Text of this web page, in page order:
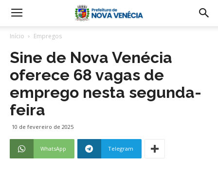
Início Empregos
Sine de Nova Venécia
oferece 68 vagas de
emprego nesta segunda-
feira
10 de fevereiro de 2025
WhatsApp Telegram